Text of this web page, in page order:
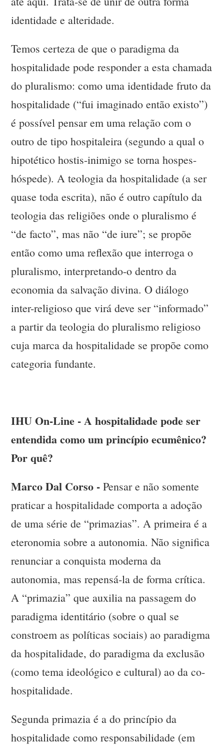
identidade e alteridade.
Temos certeza de que o paradigma da
hospitalidade pode responder a esta chamada
do pluralismo: como uma identidade fruto da
hospitalidade (“fui imaginado então existo”)
é possível pensar em uma relação com o
outro de tipo hospitaleira (segundo a qual o
hipotético hostis-inimigo se torna hospes-
hóspede). A teologia da hospitalidade (a ser
quase toda escrita), não é outro capítulo da
teologia das religiões onde o pluralismo é
“de facto”, mas não “de iure”; se propõe
então como uma reflexão que interroga o
pluralismo, interpretando-o dentro da
economia da salvação divina. O diálogo
inter-religioso que virá deve ser “informado”
a partir da teologia do pluralismo religioso
cuja marca da hospitalidade se propõe como
categoria fundante.
IHU On-Line - A hospitalidade pode ser
entendida como um princípio ecumênico?
Por quê?
Marco Dal Corso -Pensar e não somente
praticar a hospitalidade comporta a adoção
de uma série de “primazias”. A primeira é a
eteronomia sobre a autonomia. Não significa
renunciar a conquista moderna da
autonomia, mas repensá-la de forma crítica.
A “primazia” que auxilia na passagem do
paradigma identitário (sobre o qual se
constroem as políticas sociais) ao paradigma
da hospitalidade, do paradigma da exclusão
(como tema ideológico e cultural) ao da co-
hospitalidade.
Segunda primazia é a do princípio da
hospitalidade como responsabilidade (em